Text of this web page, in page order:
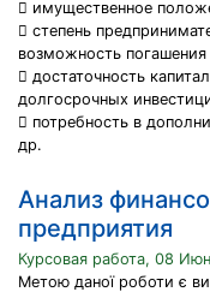
 имущественное
 степень
возможность
 достаточность
долгосрочных
 потребность в
др.
Анализ
предприятия
Курсовая работа, 08
Метою даної роботи є